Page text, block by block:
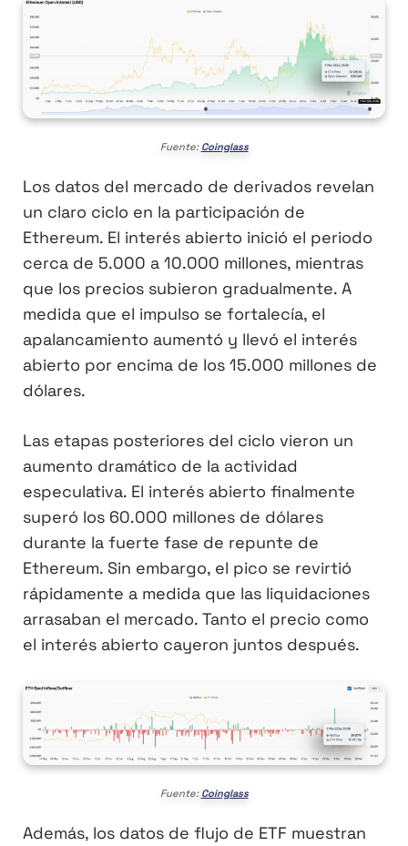
Fuente: Coinglass
Los datos del mercado de derivados revelan
un claro ciclo en la participación de
Ethereum. El interés abierto inició el periodo
cerca de 5.000 a 10.000 millones, mientras
que los precios subieron gradualmente. A
medida que el impulso se fortalecía, el
apalancamiento aumentó y llevó el interés
abierto por encima de los 15.000 millones de
dólares.
Las etapas posteriores del ciclo vieron un
aumento dramático de la actividad
especulativa. El interés abierto finalmente
superó los 60.000 millones de dólares
durante la fuerte fase de repunte de
Ethereum. Sin embargo, el pico se revirtió
rápidamente a medida que las liquidaciones
arrasaban el mercado. Tanto el precio como
el interés abierto cayeron juntos después.
Fuente: Coinglass
Además, los datos de flujo de ETF muestran